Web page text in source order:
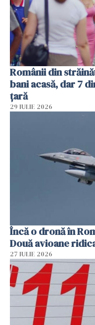
Românii din
bani acasă, dar 7
țară
29 IULIE 2026
Încă o dronă în
Două avioane
27 IULIE 2026